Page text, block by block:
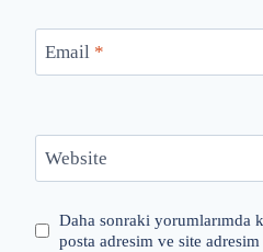
Email *
Website
Daha sonraki yorumlarımda
posta adresim ve site